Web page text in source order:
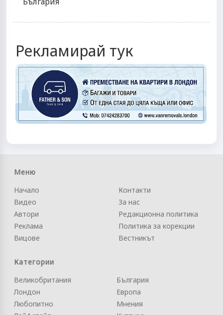
Рекламирай тук
Меню
Начало
Видео
Автори
Реклама
Вицове
Контакти
За нас
Редакционна политика
Политика за корекции
Вестникът
Категории
Великобритания
Лондон
Любопитно
България
Европа
Мнения